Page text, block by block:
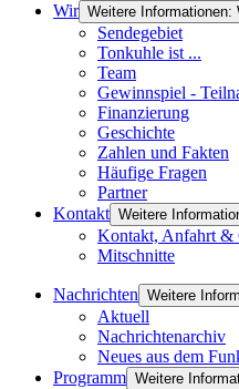
Wir Weitere Informationen:
Sendegebiet
Tonkuhle ist ...
Team
Gewinnspiel -
Finanzierung
Geschichte
Zahlen und Fakten
Häufige Fragen
Partner
Kontakt Weitere
Kontakt, Anfahrt &
Mitschnitte
Nachrichten Weitere
Aktuell
Nachrichtenarchiv
Neues aus dem
Programm Weitere